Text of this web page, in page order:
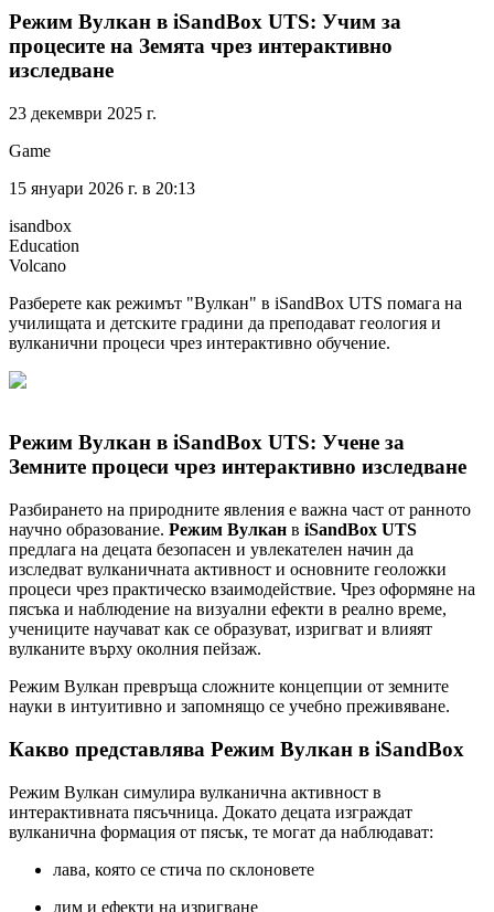
Режим Вулкан в iSandBox UTS: Учим за
процесите на Земята чрез интерактивно
изследване
23 декември 2025 г.
Game
15 януари 2026 г. в 20:13
isandbox
Education
Volcano
Разберете как режимът "Вулкан" в iSandBox UTS помага на
училищата и детските градини да преподават геология и
вулканични процеси чрез интерактивно обучение.
Режим Вулкан в iSandBox UTS: Учене за
Земните процеси чрез интерактивно изследване
Разбирането на природните явления е важна част от ранното
научно образование. Режим Вулкан в iSandBox UTS
предлага на децата безопасен и увлекателен начин да
изследват вулканичната активност и основните геоложки
процеси чрез практическо взаимодействие. Чрез оформяне на
пясъка и наблюдение на визуални ефекти в реално време,
учениците научават как се образуват, изригват и влияят
вулканите върху околния пейзаж.
Режим Вулкан превръща сложните концепции от земните
науки в интуитивно и запомнящо се учебно преживяване.
Какво представлява Режим Вулкан в iSandBox
Режим Вулкан симулира вулканична активност в
интерактивната пясъчница. Докато децата изграждат
вулканична формация от пясък, те могат да наблюдават:
лава, която се стича по склоновете
дим и ефекти на изригване